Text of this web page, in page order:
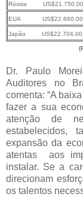
Rússia
EUA
Japão
Dr. Paulo
Auditores no
comenta: “A
fazer a sua
atenção de
estabelecidos,
expansão da
atentas aos
instalar. Se a
direcionam
os talentos